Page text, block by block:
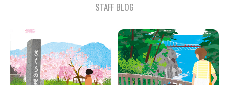
STAFF BLOG